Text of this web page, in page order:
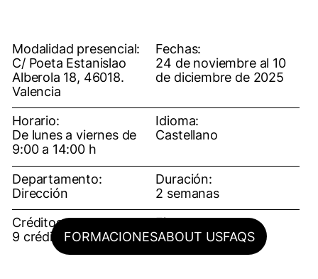
FORMACIONESABOUT USFAQS
Modalidad presencial:
C/ Poeta Estanislao
Alberola 18, 46018.
Valencia
Fechas:
24 de noviembre al 10
de diciembre de 2025
Horario:
De lunes a viernes de
9:00 a 14:00 h
Idioma:
Castellano
Departamento:
Dirección
Duración:
2 semanas
Créditos:
9 créditos ECTS
Fianza:
150€